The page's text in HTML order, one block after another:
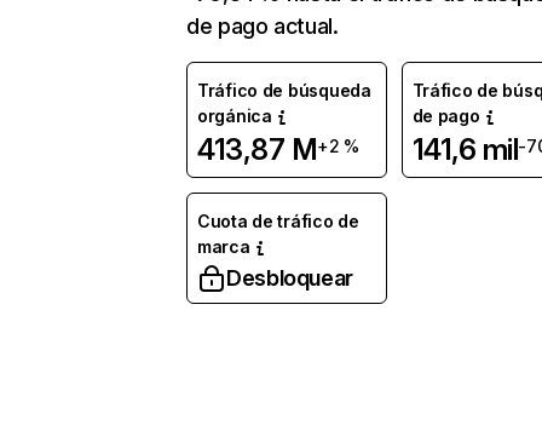
de pago actual.
Tráfico de búsqueda
orgánica
413,87 M+2 %
Tráfico de
de pago
141,6 mil-
Cuota de tráfico de
marca
Desbloquear